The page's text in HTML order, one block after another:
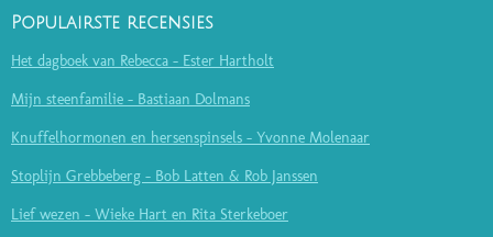
Populairste recensies
Het dagboek van Rebecca - Ester Hartholt
Mijn steenfamilie - Bastiaan Dolmans
Knuffelhormonen en hersenspinsels - Yvonne Molenaar
Stoplijn Grebbeberg - Bob Latten & Rob Janssen
Lief wezen - Wieke Hart en Rita Sterkeboer